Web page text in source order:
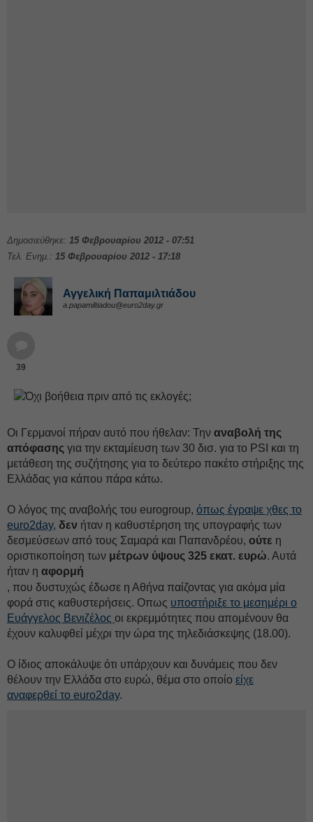
Δημοσιεύθηκε: 15 Φεβρουαρίου 2012 - 07:51
Τελ. Ενημ.: 15 Φεβρουαρίου 2012 - 17:18
Αγγελική Παπαμιλτιάδου
a.papamiltiadou@euro2day.gr
39
Οι Γερμανοί πήραν αυτό που ήθελαν: Την αναβολή της
απόφασης για την εκταμίευση των 30 δισ. για το PSI και τη
μετάθεση της συζήτησης για το δεύτερο πακέτο στήριξης της
Ελλάδας για κάπου πάρα κάτω.
Ο λόγος της αναβολής του eurogroup, όπως έγραψε χθες το
euro2day, δεν ήταν η καθυστέρηση της υπογραφής των
δεσμεύσεων από τους Σαμαρά και Παπανδρέου, ούτε η
οριστικοποίηση των μέτρων ύψους 325 εκατ. ευρώ. Αυτά
ήταν η αφορμή
, που δυστυχώς έδωσε η Αθήνα παίζοντας για ακόμα μία
φορά στις καθυστερήσεις. Οπως υποστήριξε το μεσημέρι ο
Ευάγγελος Βενιζέλος οι εκρεμμότητες που απομένουν θα
έχουν καλυφθεί μέχρι την ώρα της τηλεδιάσκεψης (18.00).
Ο ίδιος αποκάλυψε ότι υπάρχουν και δυνάμεις που δεν
θέλουν την Ελλάδα στο ευρώ, θέμα στο οποίο είχε
αναφερθεί το euro2day.